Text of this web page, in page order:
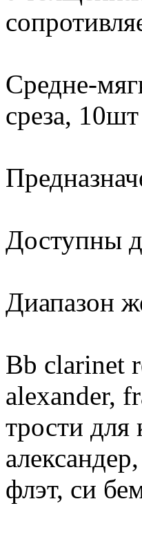
Средне-
среза,
Доступны
Диапазон
Bb clarinet
alexander,
трости для
флэт, си